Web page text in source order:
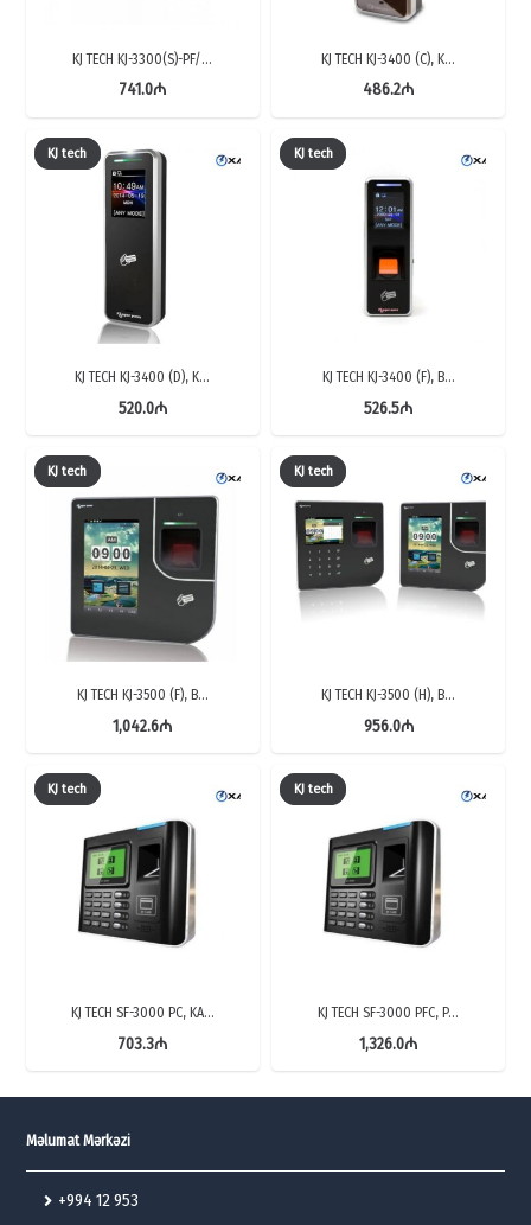
KJ TECH KJ-3300(S)-PF/…
741.0₼
KJ TECH KJ-3400 (C), K…
486.2₼
KJ tech
KJ TECH KJ-3400 (D), K…
520.0₼
KJ tech
KJ TECH KJ-3400 (F), B…
526.5₼
KJ tech
KJ TECH KJ-3500 (F), B…
1,042.6₼
KJ tech
KJ TECH KJ-3500 (H), B…
956.0₼
KJ tech
KJ TECH SF-3000 PC, KA…
703.3₼
KJ tech
KJ TECH SF-3000 PFC, P…
1,326.0₼
Məlumat Mərkəzi
+994 12 953